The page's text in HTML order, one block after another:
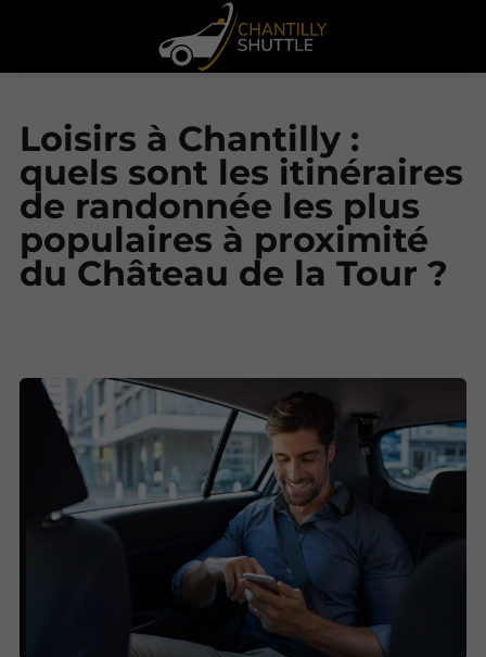
Loisirs à Chantilly :
quels sont les itinéraires
de randonnée les plus
populaires à proximité
du Château de la Tour ?